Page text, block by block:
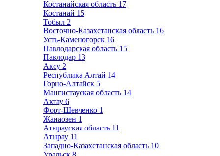
Костанайская область 17
Костанай 15
Тобыл 2
Восточно-Казахстанская область 16
Усть-Каменогорск 16
Павлодарская область 15
Павлодар 13
Аксу 2
Республика Алтай 14
Горно-Алтайск 5
Мангистауская область 14
Актау 6
Форт-Шевченко 1
Жанаозен 1
Атырауская область 11
Атырау 11
Западно-Казахстанская область 10
Уральск 8